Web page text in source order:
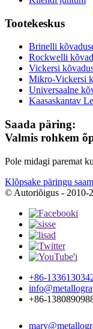
Tootekeskus
Brinelli
Rockwelli
Vickersi
Mikro-Vickersi
Universaalne
Kaasaskantav
Saada päring:
Valmis rohkem
Pole midagi paremat
Klõpsake päringu
© Autoriõigus - 2010-
+86-
+86-